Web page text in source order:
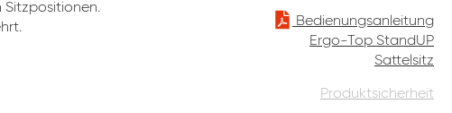
Bedienungsanleitung
Ergo-Top StandUP
Sattelsitz
Produktsicherheit